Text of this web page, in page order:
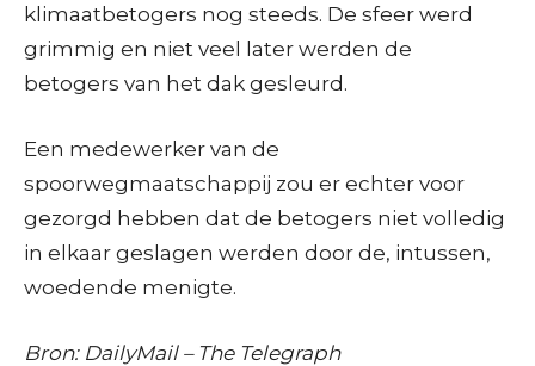
klimaatbetogers nog steeds. De sfeer werd
grimmig en niet veel later werden de
betogers van het dak gesleurd.
Een medewerker van de
spoorwegmaatschappij zou er echter voor
gezorgd hebben dat de betogers niet volledig
in elkaar geslagen werden door de, intussen,
woedende menigte.
Bron: DailyMail – The Telegraph